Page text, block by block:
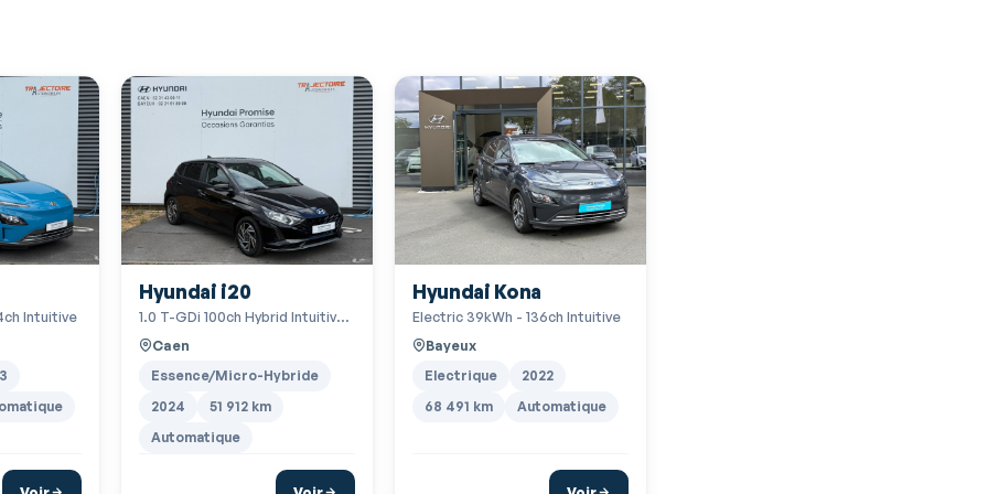
Compte tours
Ecran multifonction couleur
ESP
Feux de freinage d'urgence
Filtre à particules
Fixations Isofix aux places arrières
Interface Media
Kit mains-libres Bluetooth
Lampes de lecture à l'arrière
Intuitive
Hyundai i20
1.0 T-GDi 100ch Hybrid Intuitive
DCT-7
Caen
Essence/Micro-Hybride
2024
51 912 km
Automatique
Hyundai Kona
Electric 39kWh - 136ch Intuitive
Bayeux
Electrique
2022
68 491 km
Automatique